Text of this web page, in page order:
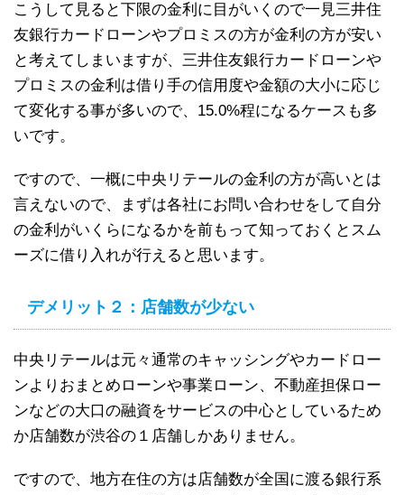
こうして見ると下限の金利に目がいくので一見三井住
友銀行カードローンやプロミスの方が金利の方が安い
と考えてしまいますが、三井住友銀行カードローンや
プロミスの金利は借り手の信用度や金額の大小に応じ
て変化する事が多いので、15.0%程になるケースも多
いです。
ですので、一概に中央リテールの金利の方が高いとは
言えないので、まずは各社にお問い合わせをして自分
の金利がいくらになるかを前もって知っておくとスム
ーズに借り入れが行えると思います。
デメリット２：店舗数が少ない
中央リテールは元々通常のキャッシングやカードロー
ンよりおまとめローンや事業ローン、不動産担保ロー
ンなどの大口の融資をサービスの中心としているため
か店舗数が渋谷の１店舗しかありません。
ですので、地方在住の方は店舗数が全国に渡る銀行系